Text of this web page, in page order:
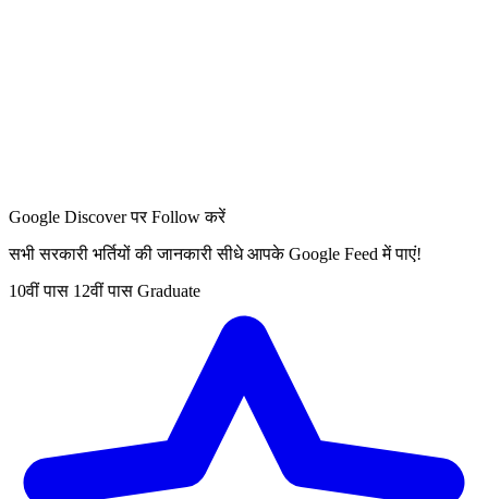
Google Discover पर Follow करें
सभी सरकारी भर्तियों की जानकारी सीधे आपके Google Feed में पाएं!
10वीं पास 12वीं पास Graduate